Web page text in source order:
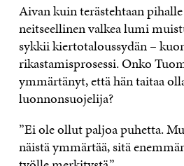
Aivan kuin terästehtaan
neitseellinen valkea lumi
sykkii kiertotaloussydän –
rikastamisprosessi. Onko
ymmärtänyt, että hän taitaa
luonnonsuojelija?
”Ei ole ollut paljoa puhetta.
näistä ymmärtää, sitä